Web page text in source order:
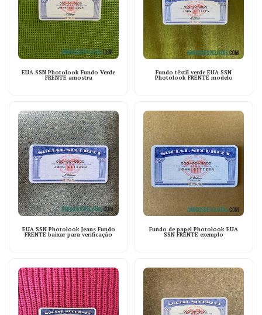
EUA SSN Photolook Fundo Verde
FRENTE amostra
Fundo têxtil verde EUA SSN
Photolook FRENTE modelo
EUA SSN Photolook Jeans Fundo
FRENTE baixar para verificação
Fundo de papel Photolook EUA
SSN FRENTE exemplo